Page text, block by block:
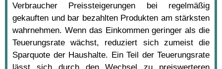
Verbraucher Preissteigerungen bei regelmäßig
gekauften und bar bezahlten Produkten am stärksten
wahrnehmen. Wenn das Einkommen geringer als die
Teuerungsrate wächst, reduziert sich zumeist die
Sparquote der Haushalte. Ein Teil der Teuerungsrate